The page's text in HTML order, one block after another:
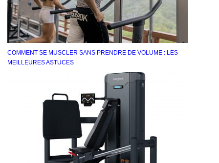
COMMENT SE MUSCLER SANS PRENDRE DE VOLUME : LES
MEILLEURES ASTUCES